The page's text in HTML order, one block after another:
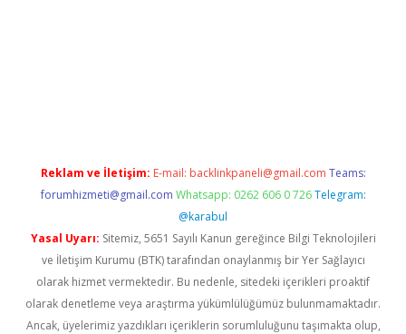
Reklam ve İletişim: E-mail: backlinkpaneli@gmail.com Teams:
forumhizmeti@gmail.com Whatsapp: 0262 606 0 726 Telegram:
@karabul
Yasal Uyarı: Sitemiz, 5651 Sayılı Kanun gereğince Bilgi Teknolojileri
ve İletişim Kurumu (BTK) tarafından onaylanmış bir Yer Sağlayıcı
olarak hizmet vermektedir. Bu nedenle, sitedeki içerikleri proaktif
olarak denetleme veya araştırma yükümlülüğümüz bulunmamaktadır.
Ancak, üyelerimiz yazdıkları içeriklerin sorumluluğunu taşımakta olup,